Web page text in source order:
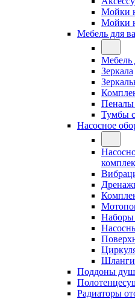
Мойки
Мойки
Мебель для
Мебель
Зеркала
Тумбы
Насосное
Наборы
Шланги
Поддоны
Радиаторы